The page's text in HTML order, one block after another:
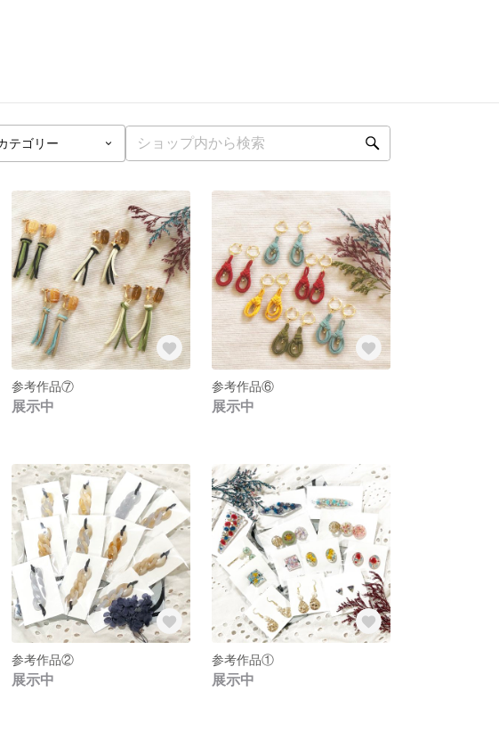
参考作品⑦
展示中
参考作品⑥
展示中
参考作品②
展示中
参考作品①
展示中